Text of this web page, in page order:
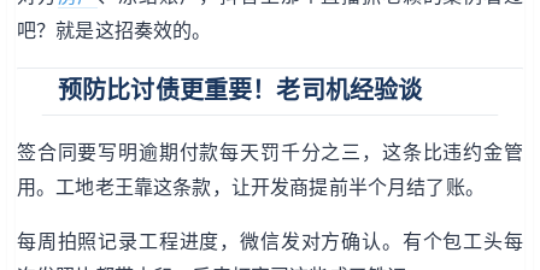
吧？就是这招奏效的。
预防比讨债更重要！老司机经验谈
签合同要写明逾期付款每天罚千分之三，这条比违约金管
用。工地老王靠这条款，让开发商提前半个月结了账。
每周拍照记录工程进度，微信发对方确认。有个包工头每